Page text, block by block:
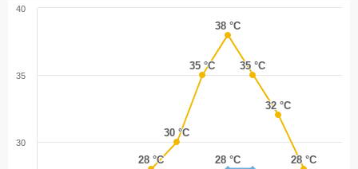
28 °C
28 °C
30 °C
30 °C
35 °C
35 °C
38 °C
38 °C
35 °C
35 °C
32 °C
32 °C
28 °C
28 °C
28 °C
28 °C
30
35
40